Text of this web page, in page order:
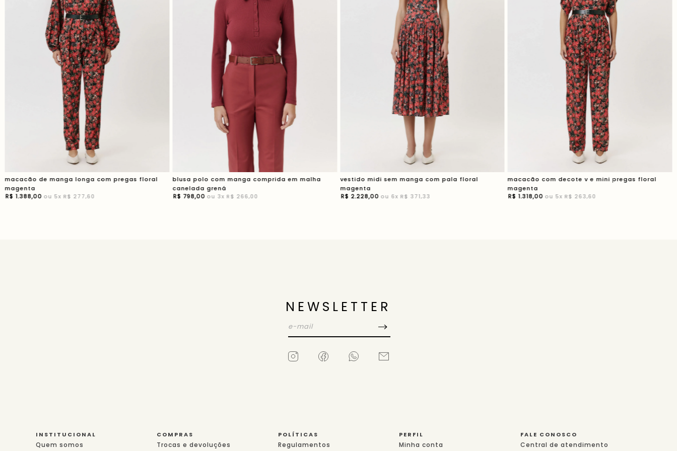
macacão de manga longa com pregas floral
magenta
R$ 1.388,00 ou 5x R$ 277,60
blusa polo com manga comprida em malha
canelada grená
R$ 798,00 ou 3x R$ 266,00
vestido midi sem manga com pala floral
magenta
R$ 2.228,00 ou 6x R$ 371,33
macacão com decote v e mini pregas floral
magenta
R$ 1.318,00 ou 5x R$ 263,60
NEWSLETTER
INSTITUCIONAL
Quem somos
COMPRAS
Trocas e devoluções
POLÍTICAS
Regulamentos
PERFIL
Minha conta
FALE CONOSCO
Central de atendimento